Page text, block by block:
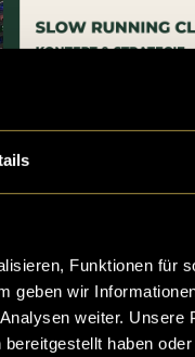
Funktionen für
geben wir
weiter. Unsere
haben